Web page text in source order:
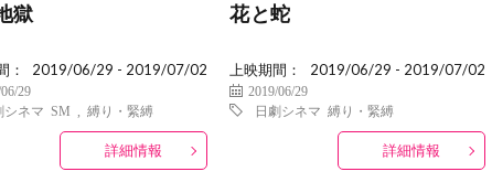
獄
： 2019/06/29 - 2019/07/02
29
シネマ
SM 縛り・緊縛
詳細情報
花と蛇
上映期間： 2019/06/29 - 2019/07/02
2019/06/29
日劇シネマ
縛り・緊縛
詳細情報